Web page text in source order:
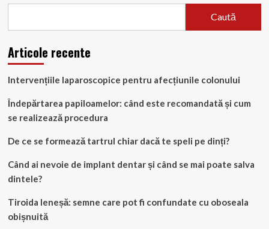
Caută
Articole recente
Intervențiile laparoscopice pentru afecțiunile colonului
Îndepărtarea papiloamelor: când este recomandată și cum
se realizează procedura
De ce se formează tartrul chiar dacă te speli pe dinți?
Când ai nevoie de implant dentar și când se mai poate salva
dintele?
Tiroida leneșă: semne care pot fi confundate cu oboseala
obișnuită